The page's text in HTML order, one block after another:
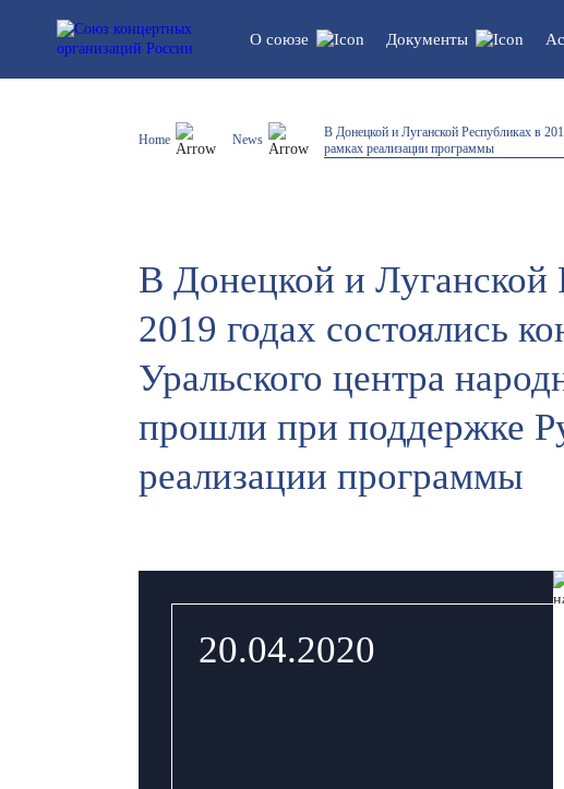
О союзе
Устав союза
Документы
Legal documents/
Home News
В Донецкой и Луганской Республиках в
рамках реализации программы
В Донецкой и Луганской
2019 годах состоялись
Уральского центра
прошли при поддержке
реализации программы
20.04.2020